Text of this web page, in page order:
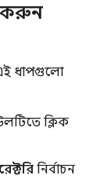
করুন
ধাপগুলো
ক্লিক
নির্বাচন